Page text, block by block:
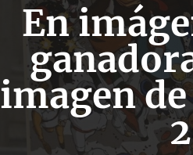
En
imagen